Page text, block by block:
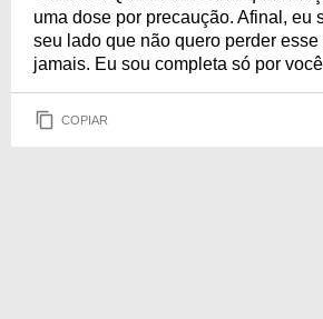
uma dose por precaução. Afinal, eu
seu lado que não quero perder
jamais. Eu sou completa só por
COPIAR